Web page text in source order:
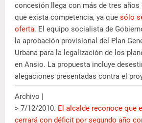
concesión llega con más de tres años
que exista competencia, ya que sólo
oferta. El equipo socialista de
la aprobación provisional del Plan
Urbana para la legalización de los
en Ansio. La propuesta incluye
alegaciones presentadas contra el
Archivo |
> 7/12/2010. El alcalde reconoce que
cerrará con déficit por segundo año